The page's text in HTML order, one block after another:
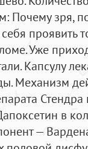
Почему зря,
проявить
Уже
Капсулу
Механизм
в
—